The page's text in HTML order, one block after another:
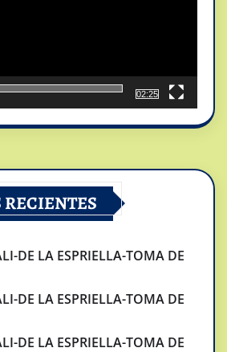
02:25
DE LA ESPRIELLA-TOMA DE
DE LA ESPRIELLA-TOMA DE
DE LA ESPRIELLA-TOMA DE